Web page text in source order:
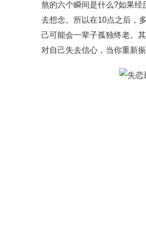
熬的六个瞬间是什么?如果
去想念。所以在10点之后，
己可能会一辈子孤独终老。
对自己失去信心，当你重新